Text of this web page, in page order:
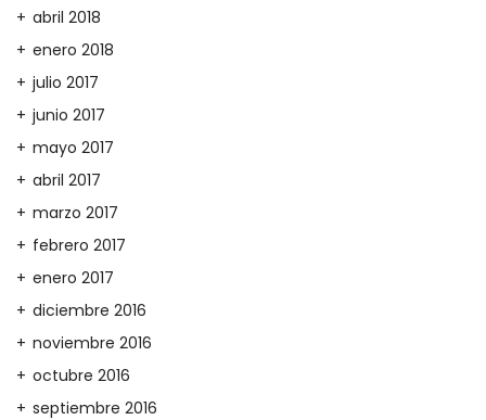
abril 2018
enero 2018
julio 2017
junio 2017
mayo 2017
abril 2017
marzo 2017
febrero 2017
enero 2017
diciembre 2016
noviembre 2016
octubre 2016
septiembre 2016